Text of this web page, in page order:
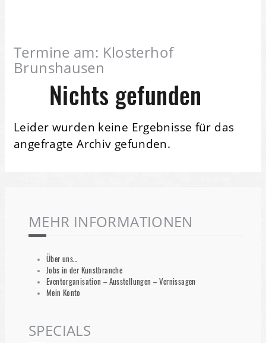
Termine am: Klosterhof
Brunshausen
Nichts gefunden
Leider wurden keine Ergebnisse für das
angefragte Archiv gefunden.
MEHR INFORMATIONEN
Über uns…
Jobs in der Kunstbranche
Eventorganisation – Ausstellungen – Vernissagen
Mein Konto
SPECIALS